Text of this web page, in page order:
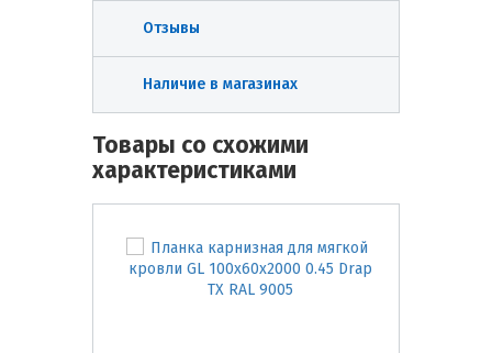
Отзывы
Наличие в магазинах
Товары со схожими
характеристиками